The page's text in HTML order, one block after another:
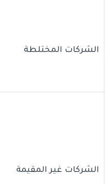
الشركات المختلطة
الشركات غير المقيمة